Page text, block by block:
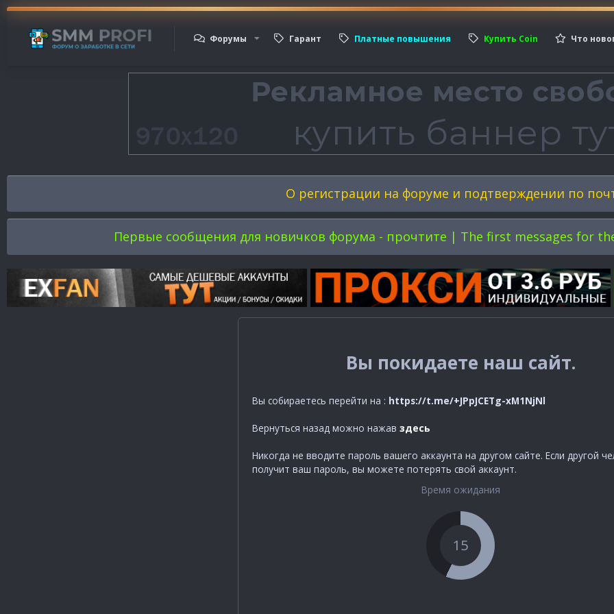
Форумы Гарант Платные повышения Купить Coin Что
О регистрации на форуме и подтверждении по
Первые сообщения для новичков форума - прочтите | The first messages for
Вы покидаете наш сайт.
Вы собираетесь перейти на : https://t.me/+JPpJCETg-xM1NjNl
Вернуться назад можно нажав здесь
Никогда не вводите пароль вашего аккаунта на другом сайте. Если другой
получит ваш пароль, вы можете потерять свой аккаунт.
Время ожидания
15